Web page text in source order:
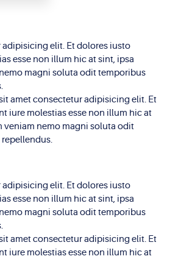
elit. Et dolores iusto
esse non illum hic at sint, ipsa
magni soluta odit temporibus
amet consectetur adipisicing elit. Et
iure molestias esse non illum hic at
veniam nemo magni soluta odit
elit. Et dolores iusto
esse non illum hic at sint, ipsa
magni soluta odit temporibus
amet consectetur adipisicing elit. Et
iure molestias esse non illum hic at